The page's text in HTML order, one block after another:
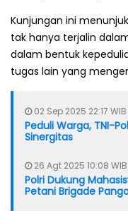
Kunjungan ini
tak hanya terjalin
dalam bentuk
tugas lain yang
02 Sep 2025 22:17 WIB
Peduli Warga, TNI-
Sinergitas
26 Agt 2025 10:08 WIB
Polri Dukung
Petani Brigade